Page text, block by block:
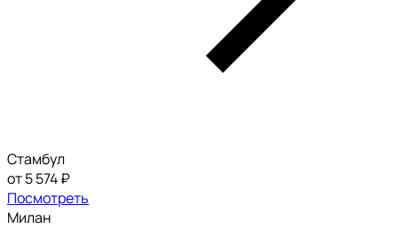
Стамбул
от 5 574 ₽
Посмотреть
Милан